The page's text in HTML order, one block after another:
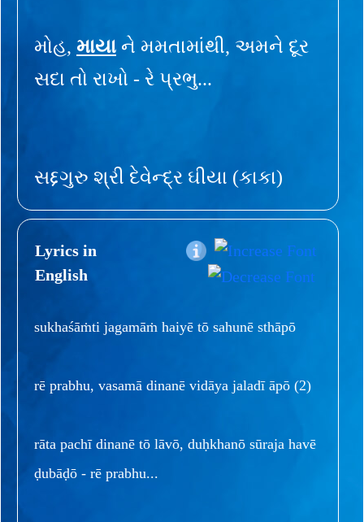
મોહ, માયા ને મમતામાંથી, અમને દૂર
સદા તો રાખો - રે પ્રભુ...
સદ્દગુરુ શ્રી દેવેન્દ્ર ઘીયા (કાકા)
Lyrics in
English
sukhaśāṁti jagamāṁ haiyē tō sahunē sthāpō
rē prabhu, vasamā dinanē vidāya jaladī āpō (2)
rāta pachī dinanē tō lāvō, duḥkhanō sūraja havē
ḍubāḍō - rē prabhu...